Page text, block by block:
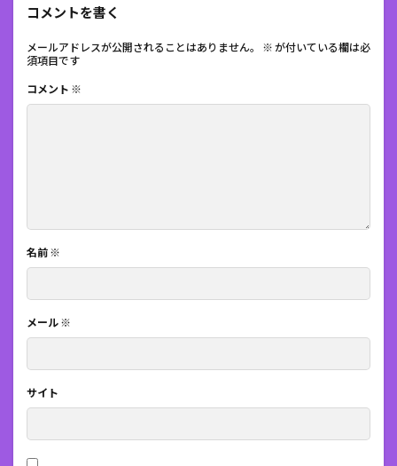
コメントを書く
メールアドレスが公開されることはありません。 ※ が付いている欄は必
須項目です
コメント ※
名前 ※
メール ※
サイト